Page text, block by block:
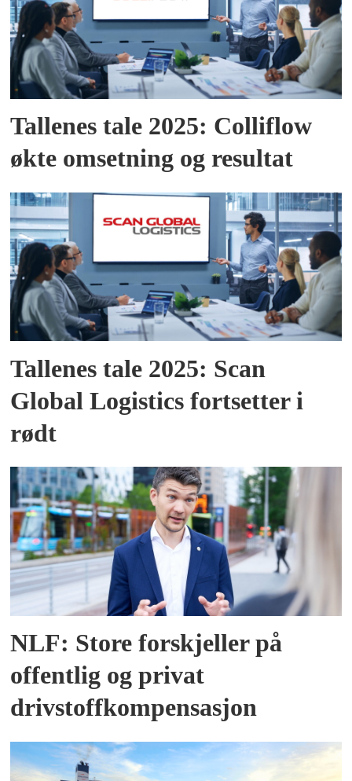
Tallenes tale 2025: Colliflow
økte omsetning og resultat
Tallenes tale 2025: Scan
Global Logistics fortsetter i
rødt
NLF: Store forskjeller på
offentlig og privat
drivstoffkompensasjon